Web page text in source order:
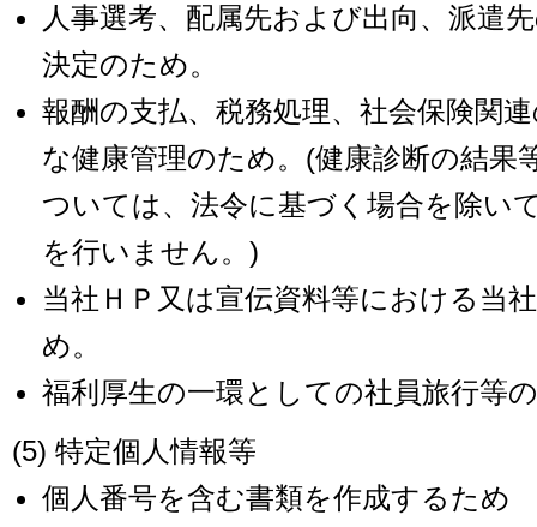
人事選考、配属先および出向、派遣
決定のため。
報酬の支払、税務処理、社会保険関
な健康管理のため。(健康診断の結果
ついては、法令に基づく場合を除い
を行いません。)
当社ＨＰ又は宣伝資料等における当
め。
福利厚生の一環としての社員旅行等
(5) 特定個人情報等
個人番号を含む書類を作成するため